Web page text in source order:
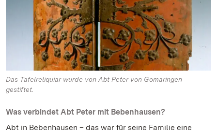
Das Tafelreliquiar wurde von Abt Peter von Gomaringen
gestiftet.
Was verbindet Abt Peter mit Bebenhausen?
Abt in Bebenhausen – das war für seine Familie eine